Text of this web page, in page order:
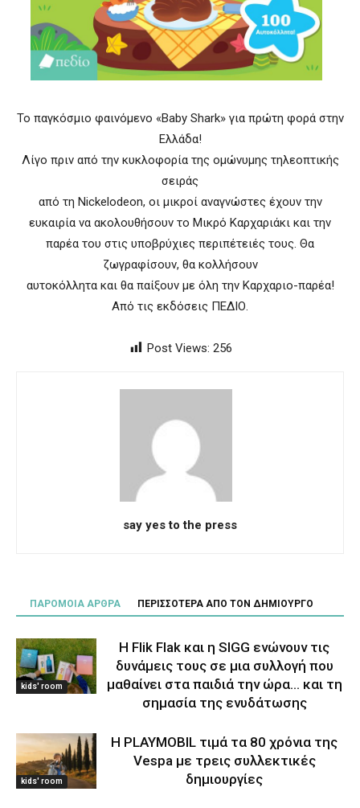
Το παγκόσμιο φαινόμενο «Baby Shark» για πρώτη φορά στην
Ελλάδα!
Λίγο πριν από την κυκλοφορία της ομώνυμης τηλεοπτικής
σειράς
από τη Nickelodeon, οι μικροί αναγνώστες έχουν την
ευκαιρία να ακολουθήσουν το Μικρό Καρχαριάκι και την
παρέα του στις υποβρύχιες περιπέτειές τους. Θα
ζωγραφίσουν, θα κολλήσουν
αυτοκόλλητα και θα παίξουν με όλη την Καρχαριο-παρέα!
Από τις εκδόσεις ΠΕΔΙΟ.
Post Views: 256
say yes to the press
ΠΑΡΟΜΟΙΑ ΑΡΘΡΑ ΠΕΡΙΣΣΟΤΕΡΑ ΑΠΟ ΤΟΝ ΔΗΜΙΟΥΡΓΟ
kids' room
Η Flik Flak και η SIGG ενώνουν τις
δυνάμεις τους σε μια συλλογή που
μαθαίνει στα παιδιά την ώρα… και τη
σημασία της ενυδάτωσης
kids' room
Η PLAYMOBIL τιμά τα 80 χρόνια της
Vespa με τρεις συλλεκτικές
δημιουργίες